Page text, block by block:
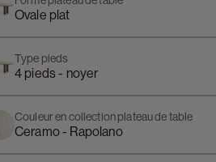
Ovale plat
Type pieds
4 pieds - noyer
Couleur en collection plateau de table
Ceramo - Rapolano